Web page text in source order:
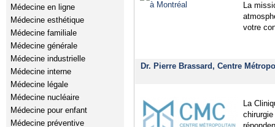
Médecine en ligne
Médecine esthétique
Médecine familiale
Médecine générale
Médecine industrielle
Médecine interne
Médecine légale
Médecine nucléaire
Médecine pour enfant
Médecine préventive
La
votre
Dr. Pierre Brassard, Centre
La